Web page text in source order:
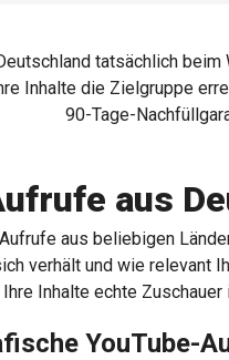
tatsächlich
Inhalte die Zielgruppe
90-Tage-
aus
aus beliebigen
verhält und wie relevant
Inhalte echte Zuschauer
YouTube-